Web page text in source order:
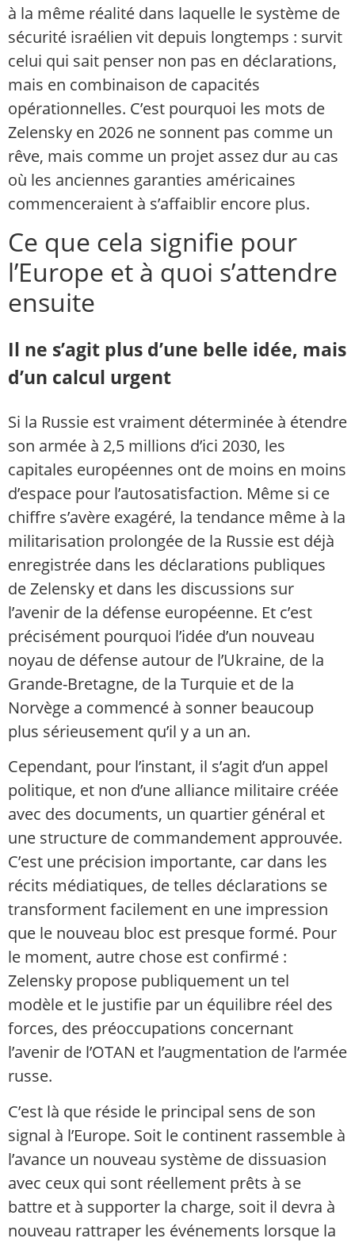
à la même réalité dans laquelle le système de
sécurité israélien vit depuis longtemps : survit
celui qui sait penser non pas en déclarations,
mais en combinaison de capacités
opérationnelles. C’est pourquoi les mots de
Zelensky en 2026 ne sonnent pas comme un
rêve, mais comme un projet assez dur au cas
où les anciennes garanties américaines
commenceraient à s’affaiblir encore plus.
Ce que cela signifie pour
l’Europe et à quoi s’attendre
ensuite
Il ne s’agit plus d’une belle idée, mais
d’un calcul urgent
Si la Russie est vraiment déterminée à étendre
son armée à 2,5 millions d’ici 2030, les
capitales européennes ont de moins en moins
d’espace pour l’autosatisfaction. Même si ce
chiffre s’avère exagéré, la tendance même à la
militarisation prolongée de la Russie est déjà
enregistrée dans les déclarations publiques
de Zelensky et dans les discussions sur
l’avenir de la défense européenne. Et c’est
précisément pourquoi l’idée d’un nouveau
noyau de défense autour de l’Ukraine, de la
Grande-Bretagne, de la Turquie et de la
Norvège a commencé à sonner beaucoup
plus sérieusement qu’il y a un an.
Cependant, pour l’instant, il s’agit d’un appel
politique, et non d’une alliance militaire créée
avec des documents, un quartier général et
une structure de commandement approuvée.
C’est une précision importante, car dans les
récits médiatiques, de telles déclarations se
transforment facilement en une impression
que le nouveau bloc est presque formé. Pour
le moment, autre chose est confirmé :
Zelensky propose publiquement un tel
modèle et le justifie par un équilibre réel des
forces, des préoccupations concernant
l’avenir de l’OTAN et l’augmentation de l’armée
russe.
C’est là que réside le principal sens de son
signal à l’Europe. Soit le continent rassemble à
l’avance un nouveau système de dissuasion
avec ceux qui sont réellement prêts à se
battre et à supporter la charge, soit il devra à
nouveau rattraper les événements lorsque la